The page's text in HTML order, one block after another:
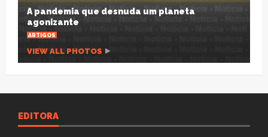
A pandemia que desnuda um planeta
agonizante
ARTIGOS
VIEW ALL PHOTOS
EDITORA